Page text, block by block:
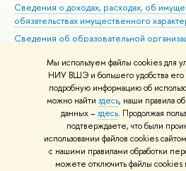
Мы используем файлы cookies для
НИУ ВШЭ и большего удобства его
подробную информацию об
можно найти здесь, наши правила
данных –здесь. Продолжая
подтверждаете, что были
использовании файлов cookies
с нашими правилами обработки
можете отключить файлы cookies
Сведения о доходах, расходах, об
обязательствах имущественного
Сведения об образовательной
Людям с ограниченными возможностями
Единая платежная страница
Работа в Вышке
© НИУ ВШЭ 1993–2026 Адреса и
материалов Политика
Шрифты HSE Sans и HSE Slab